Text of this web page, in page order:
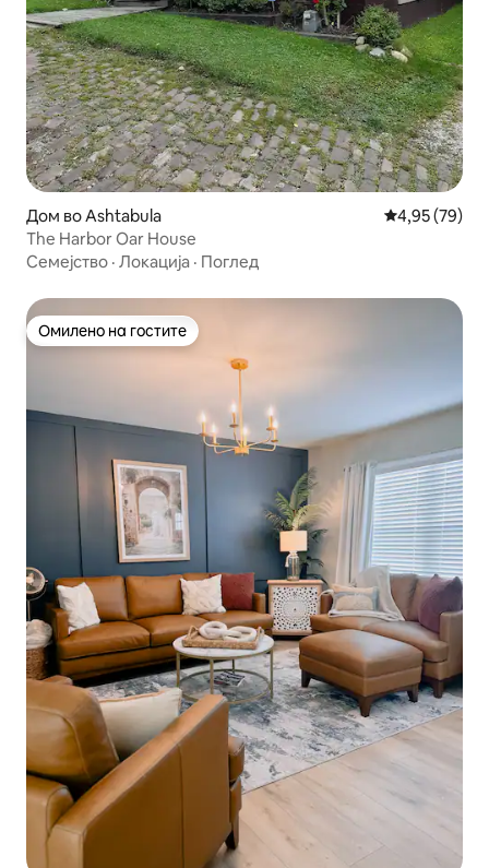
Дом во Ashtabula Просечна
4,95 (79)
The Harbor Oar House
Семејство · Локација · Поглед
Омилено на гостите
Омилено на гостите